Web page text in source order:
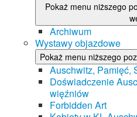
Pokaż menu niższego
Archiwum
Wystawy objazdowe
Pokaż menu niższego
Auschwitz, Pamięć,
Doświadczenie
więźniów
Forbidden Art